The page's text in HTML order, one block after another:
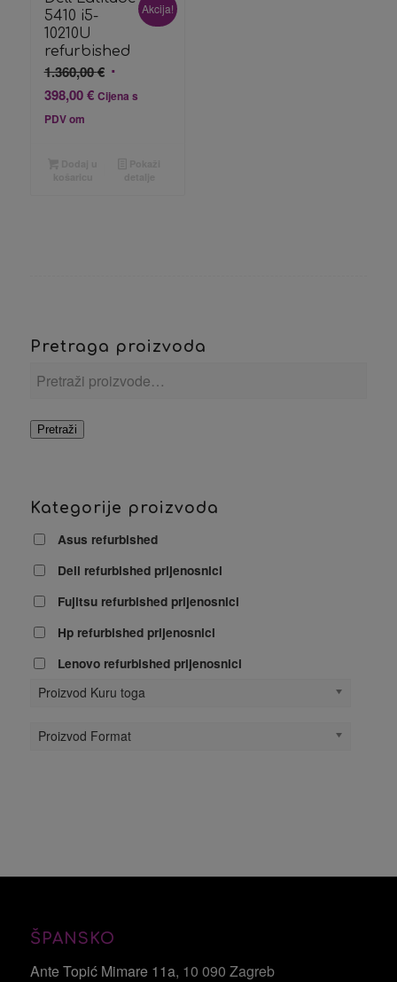
5410 i5-
10210U
refurbished
1.360,00€ Izvorna
cijena
398,00€Trenutna
Cijena s
PDV om
Akcija!
Pretraga proizvoda
Pretraži
Kategorije proizvoda
Asus refurbished
Dell refurbished prijenosnici
Fujitsu refurbished prijenosnici
Hp refurbished prijenosnici
Lenovo refurbished prijenosnici
Proizvod Kuru toga
Proizvod Format
ŠPANSKO
Ante Topić Mimare 11a, 10 090 Zagreb